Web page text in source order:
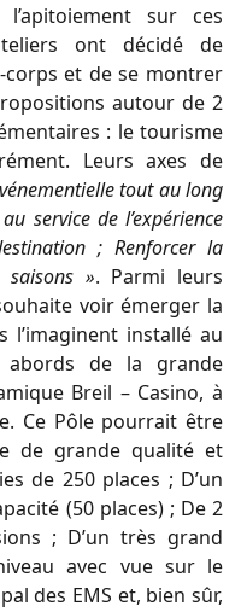
sur ces
ont décidé de
et de se montrer
autour de 2
: le tourisme
Leurs axes de
tout au long
service de l’expérience
; Renforcer la
saisons ». Parmi leurs
voir émerger la
l’imaginent installé au
abords de la grande
Breil – Casino, à
Ce Pôle pourrait être
de grande qualité et
de 250 places ; D’un
(50 places) ; De 2
; D’un très grand
avec vue sur le
des EMS et, bien sûr,